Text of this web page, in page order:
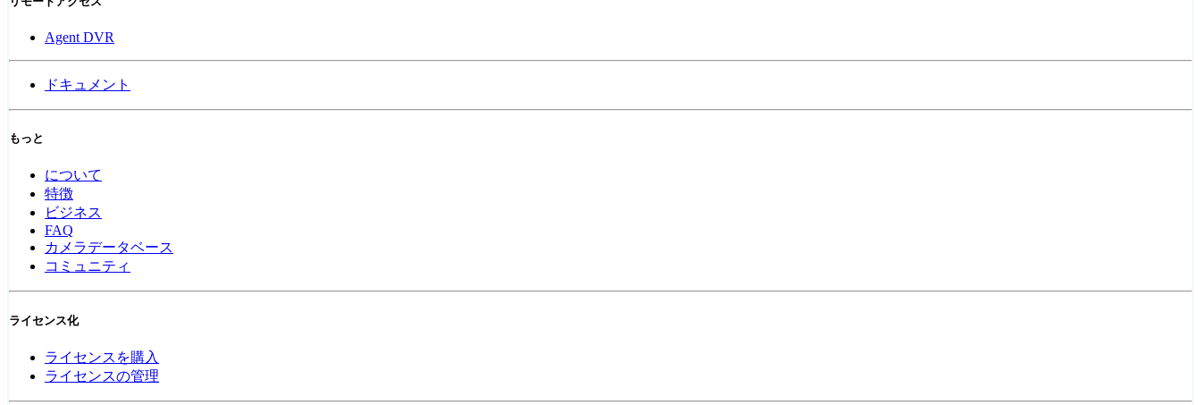
Agent DVR
ドキュメント
もっと
について
特徴
ビジネス
FAQ
カメラデータベース
コミュニティ
ライセンス化
ライセンスを購入
ライセンスの管理